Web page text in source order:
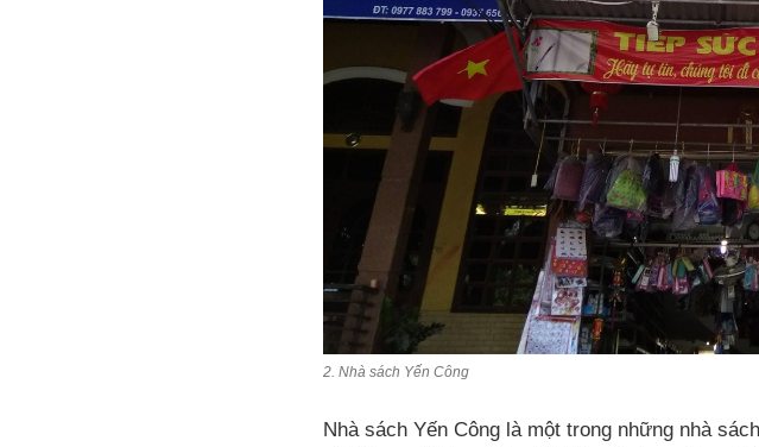
2. Nhà sách Yến Công
Nhà sách Yến Công là một trong những nhà